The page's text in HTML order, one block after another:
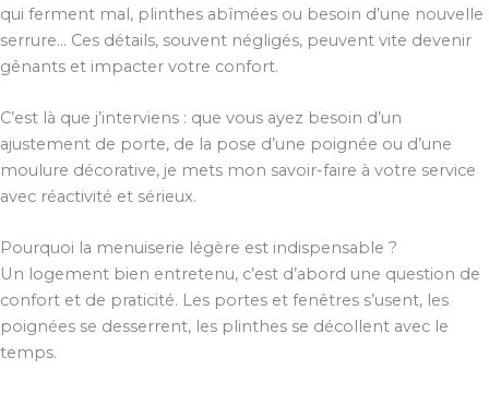
qui ferment mal, plinthes abîmées ou besoin d’une nouvelle
serrure… Ces détails, souvent négligés, peuvent vite devenir
gênants et impacter votre confort.
C’est là que j’interviens : que vous ayez besoin d’un
ajustement de porte, de la pose d’une poignée ou d’une
moulure décorative, je mets mon savoir-faire à votre service
avec réactivité et sérieux.
Pourquoi la menuiserie légère est indispensable ?
Un logement bien entretenu, c’est d’abord une question de
confort et de praticité. Les portes et fenêtres s’usent, les
poignées se desserrent, les plinthes se décollent avec le
temps.